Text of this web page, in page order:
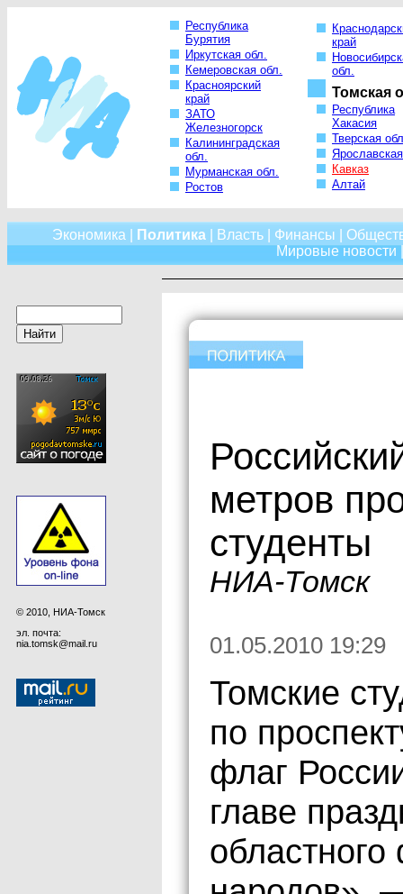
Республика
Бурятия
Иркутская обл.
Кемеровская обл.
Красноярский
край
ЗАТО
Железногорск
Калининградская
обл.
Мурманская обл.
Ростов
край
обл.
Томская
Республика
Хакасия
Тверская
Кавказ
Алтай
Экономика Политика| Власть| Финансы
Мировые новости
© 2010, НИА-Томск
эл. почта:
nia.tomsk@mail.ru
метров
студенты
НИА-Томск
01.05.2010 19:29
Томские
по
флаг
главе